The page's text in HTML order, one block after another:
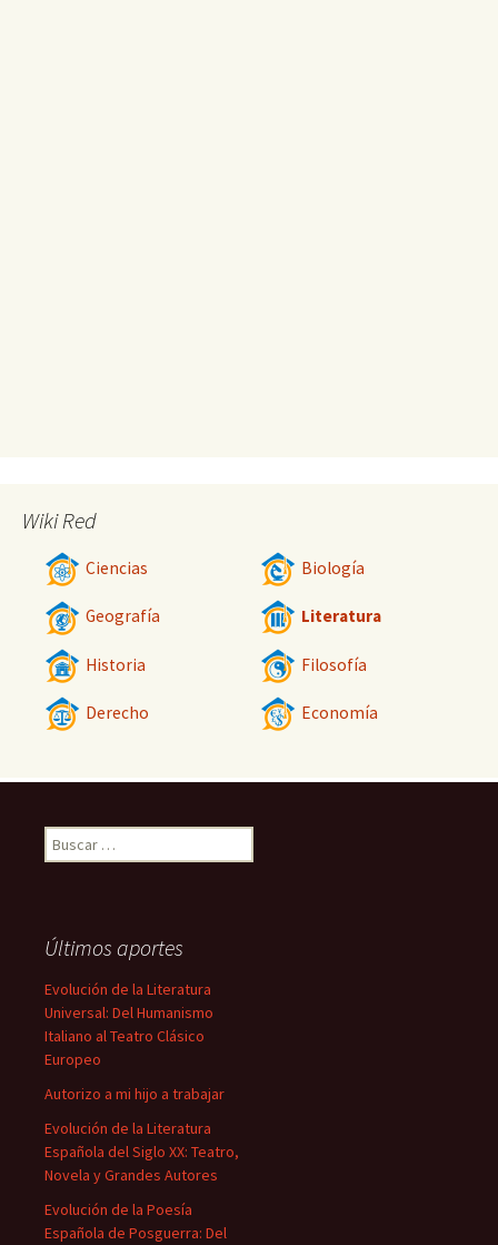
Wiki Red
Ciencias Biología
Geografía Literatura
Historia Filosofía
Derecho Economía
Buscar:
Últimos aportes
Evolución de la Literatura
Universal: Del Humanismo
Italiano al Teatro Clásico
Europeo
Autorizo a mi hijo a trabajar
Evolución de la Literatura
Española del Siglo XX: Teatro,
Novela y Grandes Autores
Evolución de la Poesía
Española de Posguerra: Del